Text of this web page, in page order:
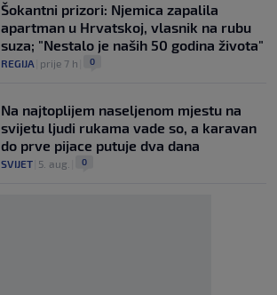
Šokantni prizori: Njemica zapalila
apartman u Hrvatskoj, vlasnik na rubu
suza; "Nestalo je naših 50 godina života"
REGIJA prije 7 h 0
Na najtoplijem naseljenom mjestu na
svijetu ljudi rukama vade so, a karavan
do prve pijace putuje dva dana
SVIJET 5. aug. 0